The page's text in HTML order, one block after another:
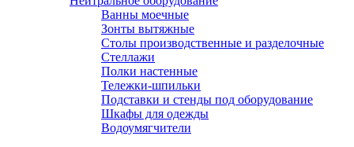
Ванны моечные
Зонты вытяжные
Столы производственные и разделочные
Стеллажи
Полки настенные
Тележки-шпильки
Подставки и стенды под оборудование
Шкафы для одежды
Водоумягчители